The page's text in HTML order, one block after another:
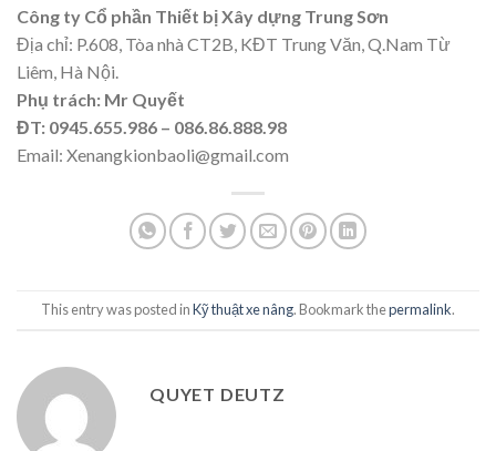
Công ty Cổ phần Thiết bị Xây dựng Trung Sơn
Địa chỉ: P.608, Tòa nhà CT2B, KĐT Trung Văn, Q.Nam Từ
Liêm, Hà Nội.
Phụ trách: Mr Quyết
ĐT: 0945.655.986 – 086.86.888.98
Email: Xenangkionbaoli@gmail.com
This entry was posted inKỹ thuật xe nâng. Bookmark thepermalink.
QUYET DEUTZ